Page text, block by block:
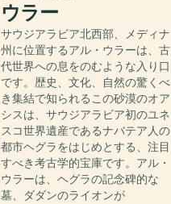
ウラー
サウジアラビア北西部、メディナ
州に位置するアル・ウラーは、古
代世界への息をのむような入り口
です。歴史、文化、自然の驚くべ
き集結で知られるこの砂漠のオア
シスは、サウジアラビア初のユネ
スコ世界遺産であるナバテア人の
都市ヘグラをはじめとする、注目
すべき考古学的宝庫です。アル・
ウラーは、ヘグラの記念碑的な
墓、ダダンのライオンが